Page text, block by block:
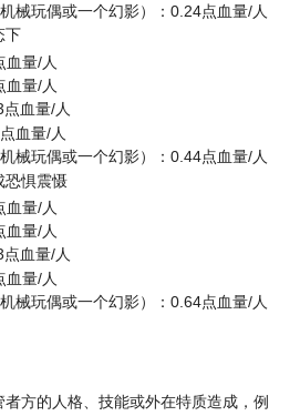
械玩偶或一个幻影）：0.24点血量/人
下
血量/人
血量/人
血量/人
血量/人
械玩偶或一个幻影）：0.44点血量/人
恐惧震慑
血量/人
血量/人
血量/人
血量/人
械玩偶或一个幻影）：0.64点血量/人
方的人格、技能或外在特质造成，例